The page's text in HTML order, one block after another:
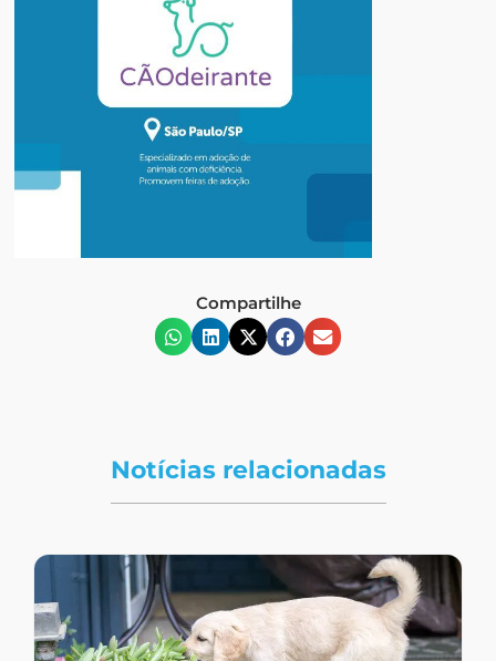
Compartilhe
Notícias relacionadas